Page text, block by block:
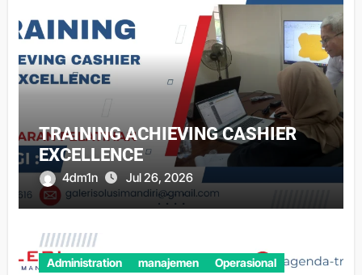
TRAINING ACHIEVING CASHIER
EXCELLENCE
4dm1n Jul 26, 2026
Administration manajemen Operasional